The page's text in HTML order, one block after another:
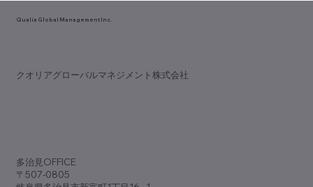
Qualia Global Management Inc.
​クオリアグローバルマネジメント株式会社
​多治見OFFICE
〒507-0805